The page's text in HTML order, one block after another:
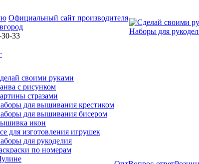
Официальный сайт производителя
33
Наборы для
своими руками
с рисунком
стразами
для вышивания крестиком
для вышивания бисером
икон
для изготовления игрушек
для рукоделия
по номерам